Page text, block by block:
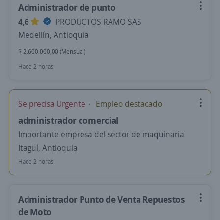
Administrador de punto
4,6
PRODUCTOS RAMO SAS
Medellín, Antioquia
$ 2.600.000,00 (Mensual)
Hace 2 horas
Se precisa Urgente Empleo destacado
administrador comercial
Importante empresa del sector de maquinaria
Itagüí, Antioquia
Hace 2 horas
Administrador Punto de Venta Repuestos
de Moto